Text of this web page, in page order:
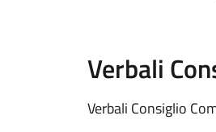
Verbali
Verbali Consiglio